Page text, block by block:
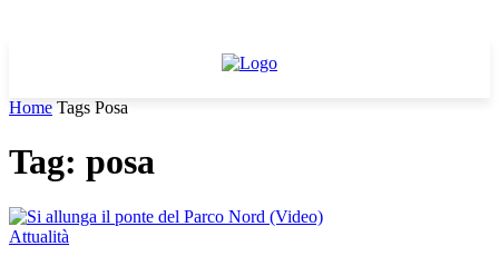
Home Tags Posa
Tag: posa
Attualità